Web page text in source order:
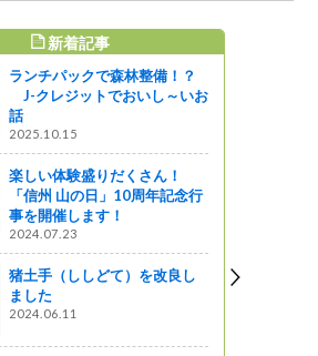
新着記事
ランチパックで森林整備！？
J-クレジットでおいし～いお
話
2025.10.15
楽しい体験盛りだくさん！
「信州 山の日」10周年記念行
事を開催します！
2024.07.23
猪土手（ししどて）を改良し
ました
2024.06.11